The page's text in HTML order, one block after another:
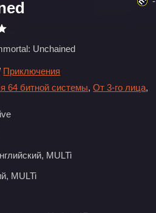
Unchained
Приключения
64 битной системы,От 3-го лица,
MULTi
MULTi